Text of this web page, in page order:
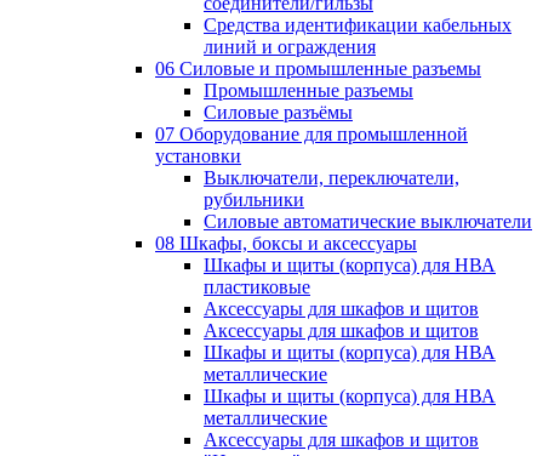
Средства идентификации кабельных
линий и ограждения
06 Силовые и промышленные разъемы
Промышленные разъемы
Силовые разъёмы
07 Оборудование для промышленной
установки
Выключатели, переключатели,
рубильники
Силовые автоматические выключатели
08 Шкафы, боксы и аксессуары
Шкафы и щиты (корпуса) для НВА
пластиковые
Аксессуары для шкафов и щитов
Аксессуары для шкафов и щитов
Шкафы и щиты (корпуса) для НВА
металлические
Шкафы и щиты (корпуса) для НВА
металлические
Аксессуары для шкафов и щитов